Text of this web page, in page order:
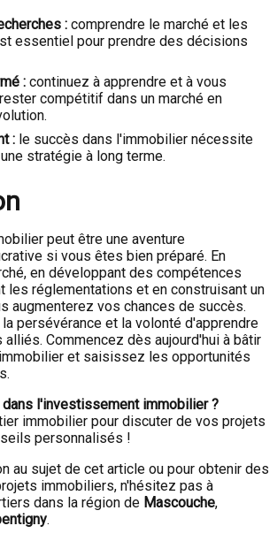
: comprendre le marché et les
essentiel pour prendre des décisions
: continuez à apprendre et à vous
compétitif dans un marché en
: le succès dans l'immobilier nécessite
stratégie à long terme.
peut être une aventure
si vous êtes bien préparé. En
en développant des compétences
les réglementations et en construisant un
augmenterez vos chances de succès.
persévérance et la volonté d'apprendre
Commencez dès aujourd'hui à bâtir
et saisissez les opportunités
dans l'investissement immobilier ?
immobilier pour discuter de vos projets
personnalisés !
au sujet de cet article ou pour obtenir des
immobiliers, n'hésitez pas à
dans la région de Mascouche,
.